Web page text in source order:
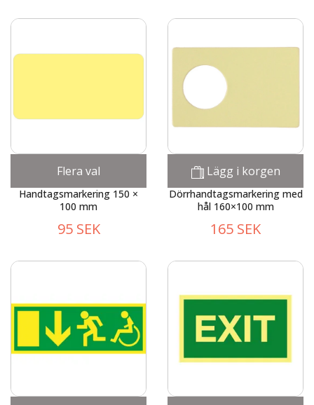
Flera val
Handtagsmarkering 150 ×
100 mm
95 SEK
Lägg i korgen
Dörrhandtagsmarkering med
hål 160×100 mm
165 SEK